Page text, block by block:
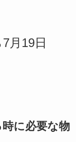
月19日
に必要な物